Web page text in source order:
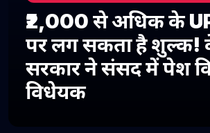
₹2,000 से अधिक के
पर लग सकता है शुल्क!
सरकार ने संसद में पेश
विधेयक